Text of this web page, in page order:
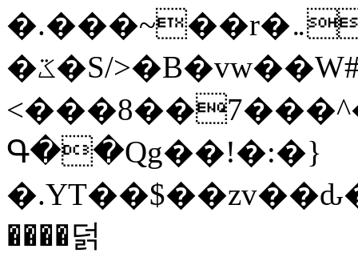
�.���~��r�޼�}�܅�mؕWu���K}
�ػ�S/>�B�vw��W#�I��*]\W��)Ħ�1��fC}
Գ��Qg��!�:�}
����덝